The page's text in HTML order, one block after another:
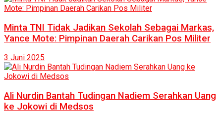
Minta TNI Tidak Jadikan Sekolah Sebagai Markas,
Yance Mote: Pimpinan Daerah Carikan Pos Militer
3 Juni 2025
Ali Nurdin Bantah Tudingan Nadiem Serahkan Uang
ke Jokowi di Medsos